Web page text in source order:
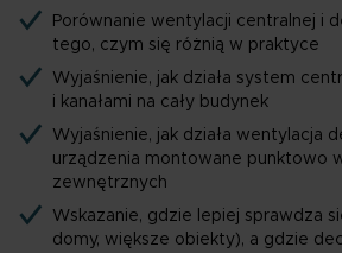
Porównanie wentylacji centralnej i
tego, czym się różnią w praktyce
Wyjaśnienie, jak działa system
i kanałami na cały budynek
Wyjaśnienie, jak działa wentylacja
urządzenia montowane punktowo
zewnętrznych
Wskazanie, gdzie lepiej sprawdza
domy, większe obiekty), a gdzie